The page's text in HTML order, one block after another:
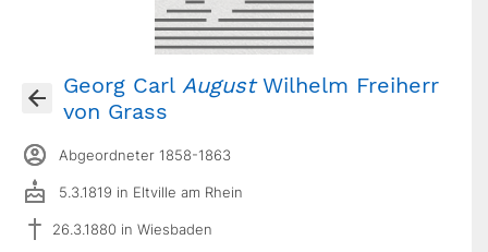
Georg Carl AugustWilhelm Freiherr
von Grass
Abgeordneter 1858-1863
5.3.1819 in Eltville am Rhein
26.3.1880 in Wiesbaden